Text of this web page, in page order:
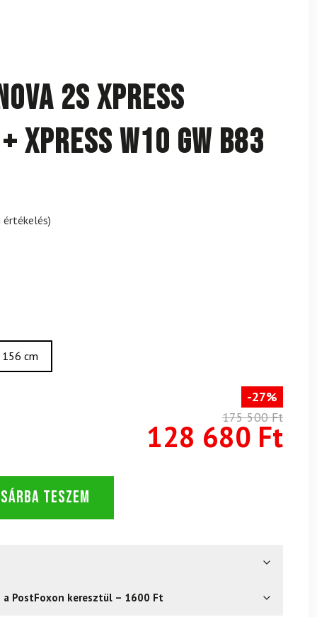
2S XPress
W10 GW B83
értékelés)
156 cm
-27%
175 500 Ft
128 680 Ft
TESZEM
a PostFoxon keresztül – 1600 Ft